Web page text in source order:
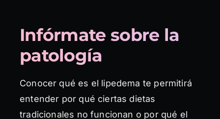
Infórmate sobre la
patología
Conocer qué es el lipedema te permitirá
entender por qué ciertas dietas
tradicionales no funcionan o por qué el